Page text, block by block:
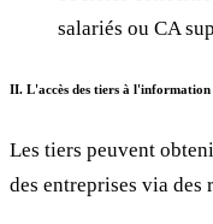
salariés ou CA
II. L'accès des tiers à l'information
Les tiers peuvent
des entreprises via